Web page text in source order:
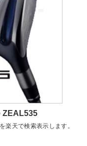
ZEAL535
楽天で検索表示します。